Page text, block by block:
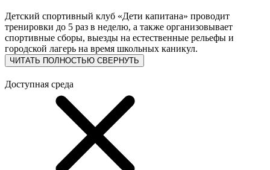
Детский спортивный клуб «Дети капитана» проводит
тренировки до 5 раз в неделю, а также организовывает
спортивные сборы, выезды на естественные рельефы и
городской лагерь на время школьных каникул.
ЧИТАТЬ ПОЛНОСТЬЮ СВЕРНУТЬ
Доступная среда